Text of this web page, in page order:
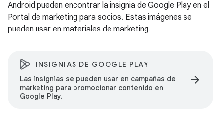
Android pueden encontrar la insignia de Google Play en el
Portal de marketing para socios. Estas imágenes se
pueden usar en materiales de marketing.
INSIGNIAS DE GOOGLE PLAY
Las insignias se pueden usar en campañas de
marketing para promocionar contenido en
Google Play.
arrow_forward